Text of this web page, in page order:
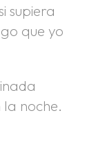
supiera
que yo
la noche.